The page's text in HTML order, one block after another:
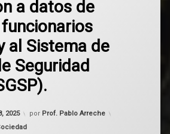
a datos de
al Sistema de
Seguridad
2025
Actualizado el marzo 18, 2025
por Prof. Pablo Arreche